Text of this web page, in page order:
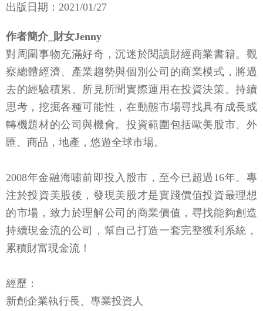
出版日期：2021/01/27
作者簡介_財女Jenny
對周圍事物充滿好奇，沉迷於閱讀財經商業書籍。觀
察總體經濟、產業趨勢與個別公司的商業模式，將過
去的經驗積累、所見所聞實際運用在投資決策。持續
思考，挖掘各種可能性，在動態市場尋找具有成長或
轉機題材的公司與機會。投資範圍包括歐美股市、外
匯、商品，地產，悠遊全球市場。
2008年金融海嘯前即投入股市，至今已超過16年。專
注於投資美股後，發現美股才是實踐價值投資最理想
的市場，致力於理解公司的商業價值，尋找能夠創造
持續現金流的公司，幫自己打造一套完整獲利系統，
累積財富現金流！
經歷：
新創企業執行長、專業投資人